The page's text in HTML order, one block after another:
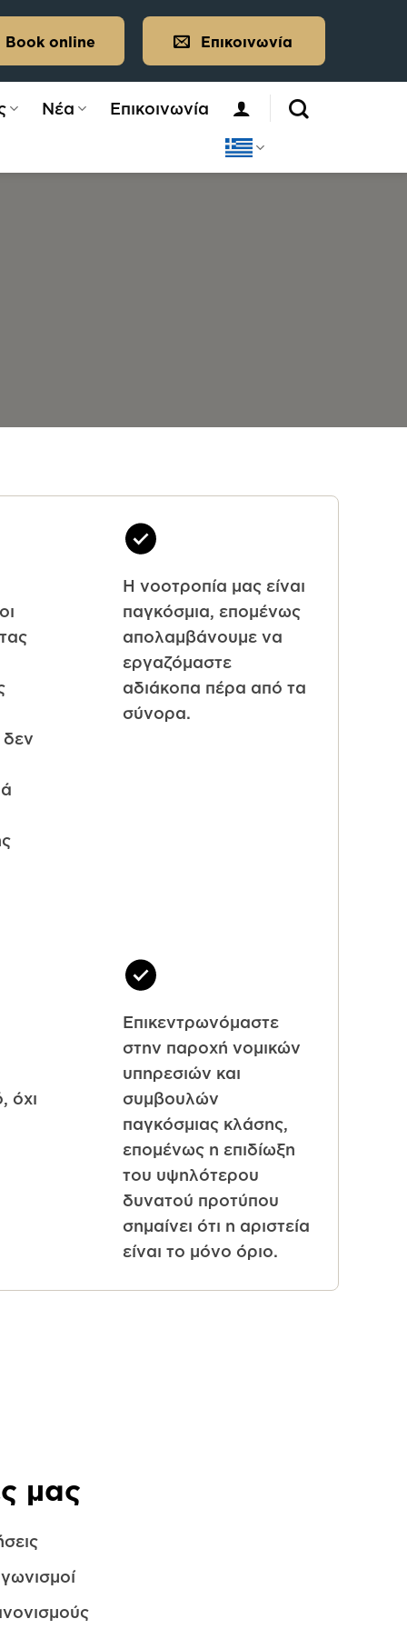
Book online Επικοινωνία
Νέα Επικοινωνία
Η νοοτροπία μας είναι
παγκόσμια, επομένως
απολαμβάνουμε να
εργαζόμαστε
αδιάκοπα πέρα από τα
σύνορα.
όχι
Επικεντρωνόμαστε
στην παροχή νομικών
υπηρεσιών και
συμβουλών
παγκόσμιας κλάσης,
επομένως η επιδίωξη
του υψηλότερου
δυνατού προτύπου
σημαίνει ότι η αριστεία
είναι το μόνο όριο.
μας